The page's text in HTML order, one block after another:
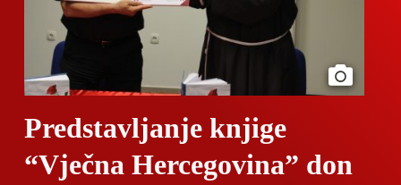
Predstavljanje knjige
“Vječna Hercegovina” don